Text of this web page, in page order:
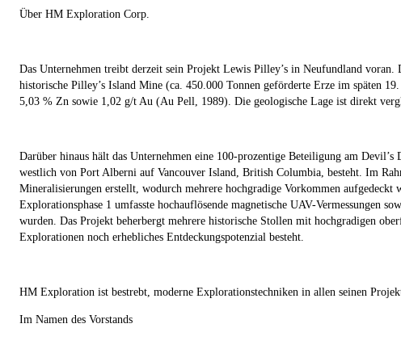
Über HM Exploration Corp.
Das Unternehmen treibt derzeit sein Projekt Lewis Pilley’s in Neufundland
historische Pilley’s Island Mine (ca. 450.000 Tonnen geförderte Erze im späten
5,03 % Zn sowie 1,02 g/t Au (Au Pell, 1989). Die geologische Lage ist direkt
Darüber hinaus hält das Unternehmen eine 100-prozentige Beteiligung am
westlich von Port Alberni auf Vancouver Island, British Columbia, besteht. Im
Mineralisierungen erstellt, wodurch mehrere hochgradige Vorkommen
Explorationsphase 1 umfasste hochauflösende magnetische UAV-
wurden. Das Projekt beherbergt mehrere historische Stollen mit hochgradigen
Explorationen noch erhebliches Entdeckungspotenzial besteht.
HM Exploration ist bestrebt, moderne Explorationstechniken in allen seinen
Im Namen des Vorstands